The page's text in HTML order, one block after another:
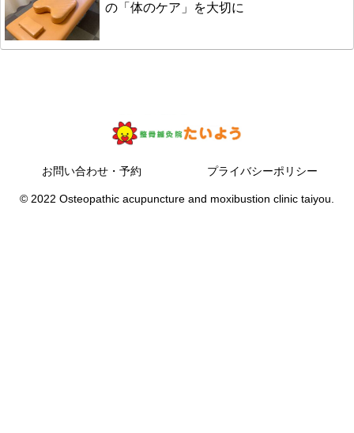
の「体のケア」を大切に
お問い合わせ・予約 プライバシーポリシー
© 2022 Osteopathic acupuncture and moxibustion clinic taiyou.